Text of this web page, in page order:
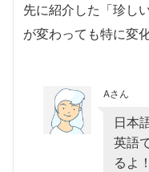
先に紹介した「珍し
が変わっても特に変
Aさん
日本
英語
るよ！